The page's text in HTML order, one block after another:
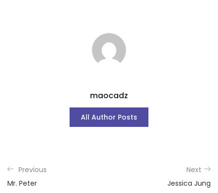
maocadz
All Author Posts
Previous
Mr. Peter
Next
Jessica Jung